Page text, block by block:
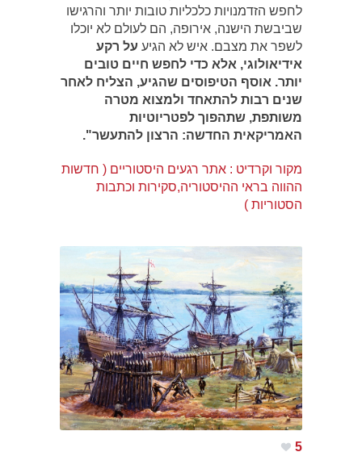
לחפש הזדמנויות כלכליות טובות יותר והרגישו
שביבשת הישנה, אירופה, הם לעולם לא יוכלו
לשפר את מצבם. איש לא הגיע על רקע
אידיאולוגי, אלא כדי לחפש חיים טובים
יותר. אוסף הטיפוסים שהגיע, הצליח לאחר
שנים רבות להתאחד ולמצוא מטרה
משותפת, שתהפוך לפטריוטיות
האמריקאית החדשה: הרצון להתעשר".
מקור וקרדיט : אתר רגעים היסטוריים ( חדשות
ההווה בראי ההיסטוריה,סקירות וכתבות
הסטוריות )
5